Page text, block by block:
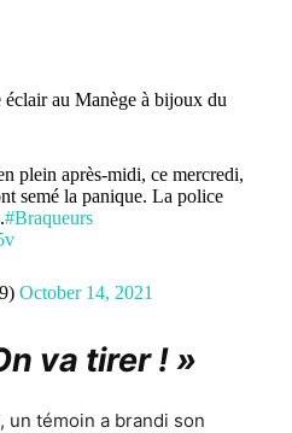
au Manège à bijoux du
plein après-midi, ce mercredi,
semé la panique. La police
#Braqueurs
October 14, 2021
va tirer ! »
un témoin a brandi son